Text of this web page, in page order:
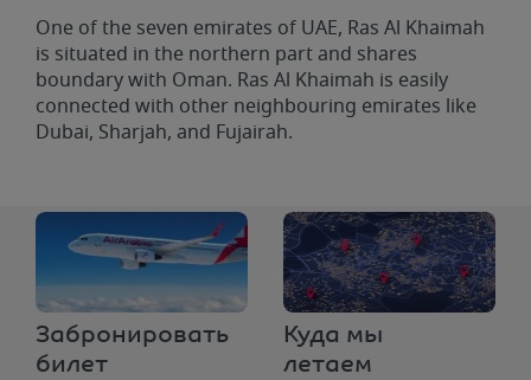
One of the seven emirates of UAE, Ras Al Khaimah
is situated in the northern part and shares
boundary with Oman. Ras Al Khaimah is easily
connected with other neighbouring emirates like
Dubai, Sharjah, and Fujairah.
Забронировать
билет
Куда мы
летаем